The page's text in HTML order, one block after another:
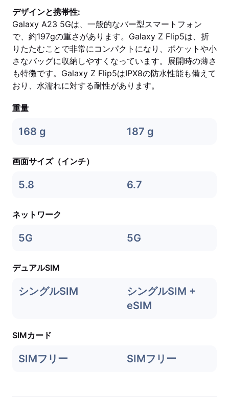
デザインと携帯性:
Galaxy A23 5Gは、一般的なバー型スマートフォン
で、約197gの重さがあります。Galaxy Z Flip5は、折
りたたむことで非常にコンパクトになり、ポケットや小
さなバッグに収納しやすくなっています。展開時の薄さ
も特徴です。Galaxy Z Flip5はIPX8の防水性能も備えて
おり、水濡れに対する耐性があります。
重量
168 g 187 g
画面サイズ（インチ）
5.8 6.7
ネットワーク
5G 5G
デュアルSIM
シングルSIM
シングルSIM +
eSIM
SIMカード
SIMフリー SIMフリー